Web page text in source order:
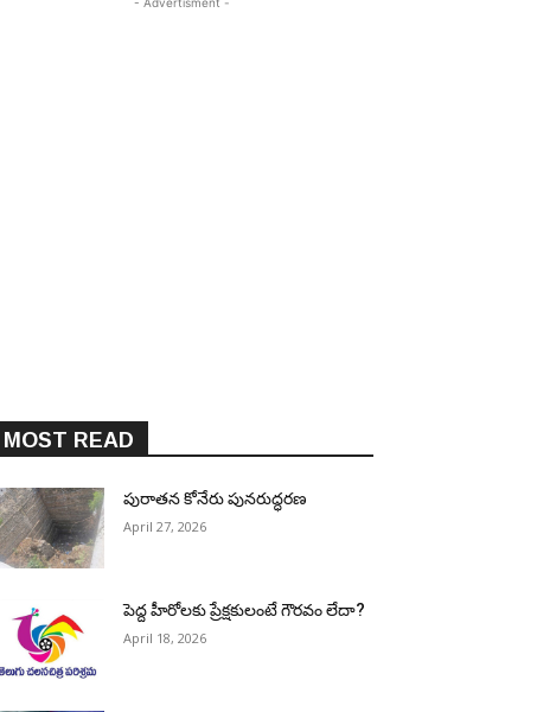
MOST READ
పురాత‌న కోనేరు పున‌రుద్ధ‌ర‌ణ
April 27, 2026
పెద్ద హీరోల‌కు ప్రేక్ష‌కులంటే గౌర‌వం లేదా?
April 18, 2026